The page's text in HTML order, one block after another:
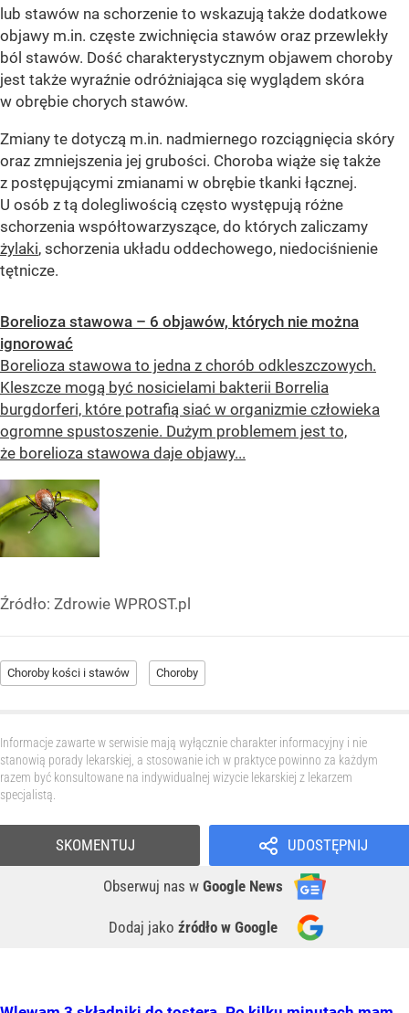
lub stawów na schorzenie to wskazują także dodatkowe
objawy m.in. częste zwichnięcia stawów oraz przewlekły
ból stawów. Dość charakterystycznym objawem choroby
jest także wyraźnie odróżniająca się wyglądem skóra
w obrębie chorych stawów.
Zmiany te dotyczą m.in. nadmiernego rozciągnięcia skóry
oraz zmniejszenia jej grubości. Choroba wiąże się także
z postępującymi zmianami w obrębie tkanki łącznej.
U osób z tą dolegliwością często występują różne
schorzenia współtowarzyszące, do których zaliczamy
żylaki, schorzenia układu oddechowego, niedociśnienie
tętnicze.
Borelioza stawowa – 6 objawów, których nie można
ignorować
Borelioza stawowa to jedna z chorób odkleszczowych.
Kleszcze mogą być nosicielami bakterii Borrelia
burgdorferi, które potrafią siać w organizmie człowieka
ogromne spustoszenie. Dużym problemem jest to,
że borelioza stawowa daje objawy...
Źródło: Zdrowie WPROST.pl
Choroby kości i stawów Choroby
Informacje zawarte w serwisie mają wyłącznie charakter informacyjny i nie
stanowią porady lekarskiej, a stosowanie ich w praktyce powinno za każdym
razem być konsultowane na indywidualnej wizycie lekarskiej z lekarzem
specjalistą.
UDOSTĘPNIJ
Obserwuj nas w Google News
Dodaj jako źródło w Google
SKOMENTUJ